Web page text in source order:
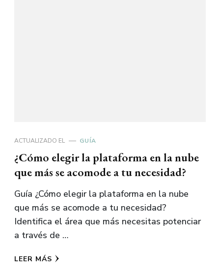
ACTUALIZADO EL GUÍA
¿Cómo elegir la plataforma en la nube
que más se acomode a tu necesidad?
Guía ¿Cómo elegir la plataforma en la nube
que más se acomode a tu necesidad?
Identifica el área que más necesitas potenciar
a través de …
LEER MÁS